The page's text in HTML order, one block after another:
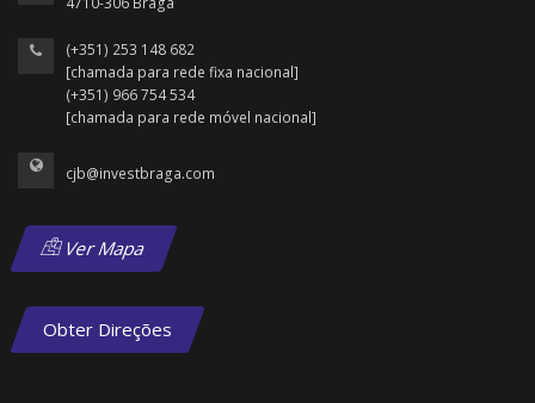
(+351) 253 148 682
[chamada para rede fixa nacional]
(+351) 966 754 534
[chamada para rede móvel nacional]
cjb@investbraga.com
Ver Mapa
Obter Direções